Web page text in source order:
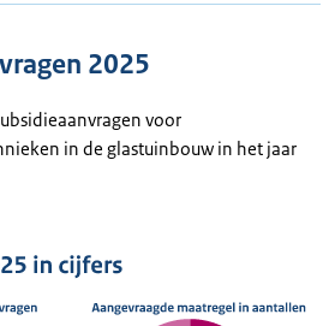
2025
voor
in de glastuinbouw in het jaar